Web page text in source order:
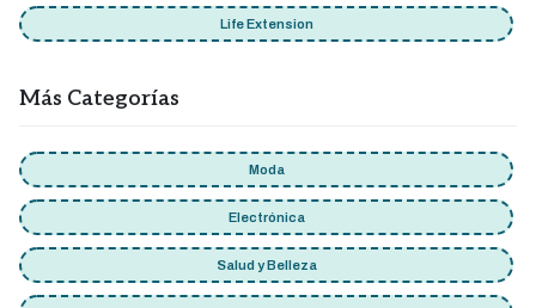
Life Extension
Más Categorías
Moda
Electrónica
Salud y Belleza